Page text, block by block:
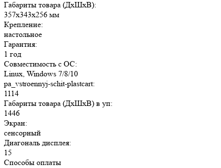
Габариты товара (ДxШxВ):
357x343x256 мм
Крепление:
настольное
Гарантия:
1 год
Совместимость с ОС:
Linux, Windows 7/8/10
pa_vstroennyj-schit-plastcart:
1114
Габариты товара (ДxШxВ) в уп:
1446
Экран:
сенсорный
Диагональ дисплея:
15
Способы оплаты